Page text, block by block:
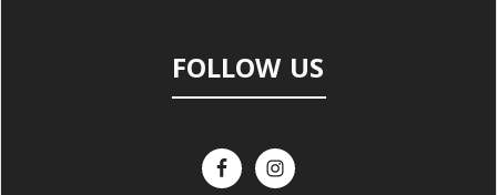
FOLLOW US